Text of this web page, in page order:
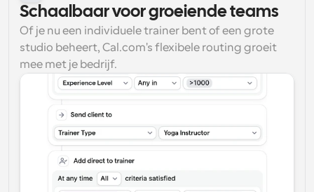
Schaalbaar voor groeiende teams
Of je nu een individuele trainer bent of een grote
studio beheert, Cal.com's flexibele routing groeit
mee met je bedrijf.